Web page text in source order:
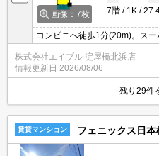
画像：7枚
7階
1K
コンビニへ徒歩1分(20m)。ス
株式会社エイブル 淀屋橋北浜店
情報更新日 2026/08/06
残り29件
賃貸マンション フェニックス日本